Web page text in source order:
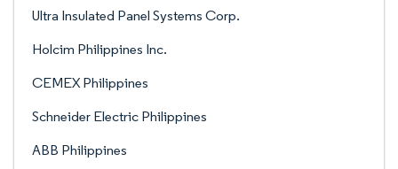
Ultra Insulated Panel Systems Corp.
Holcim Philippines Inc.
CEMEX Philippines
Schneider Electric Philippines
ABB Philippines